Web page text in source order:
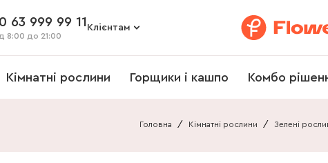
63 999 99 11
8:00 до 21:00
Клієнтам
Кімнатні рослини Горщики і кашпо Комбо
Головна / Кімнатні рослини / Зелені